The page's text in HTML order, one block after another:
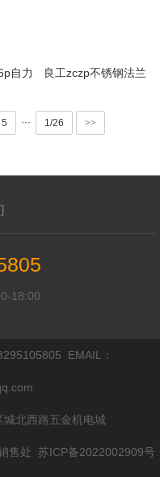
自力
良工zczp不锈钢法兰
5 ··· 1/26 >>
18:00
EMAIL：
北西路五金机电城
售处 苏ICP备2022002909号